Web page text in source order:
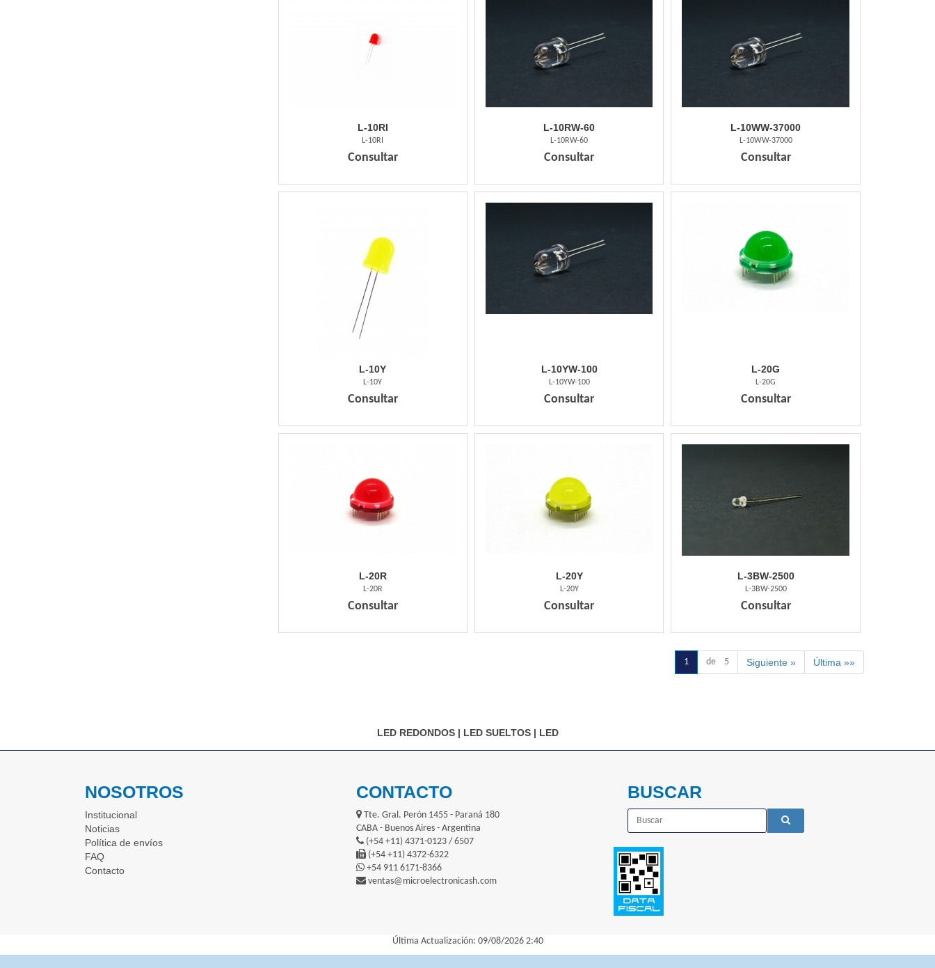
L-10RI
L-10RI
Consultar
L-10RW-60
L-10RW-60
Consultar
L-10WW-37000
L-10WW-37000
Consultar
L-10Y
L-10Y
Consultar
L-10YW-100
L-10YW-100
Consultar
L-20G
L-20G
Consultar
L-20R
L-20R
Consultar
L-20Y
L-20Y
Consultar
L-3BW-2500
L-3BW-2500
Consultar
1 de 5 Siguiente » Última »»
LED REDONDOS| LED SUELTOS| LED
NOSOTROS
Institucional
Noticias
Política de envíos
FAQ
Contacto
CONTACTO
Tte. Gral. Perón 1455 - Paraná 180
CABA - Buenos Aires - Argentina
(+54 +11) 4371-0123 / 6507
(+54 +11) 4372-6322
+54 911 6171-8366
ventas@microelectronicash.com
BUSCAR
Última Actualización: 09/08/2026 2:40